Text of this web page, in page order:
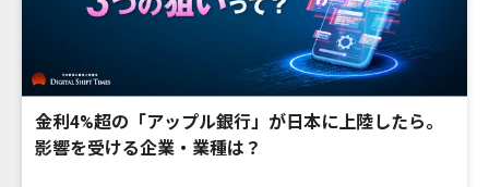
金利4%超の「アップル銀行」が日本に上陸したら。
影響を受ける企業・業種は？